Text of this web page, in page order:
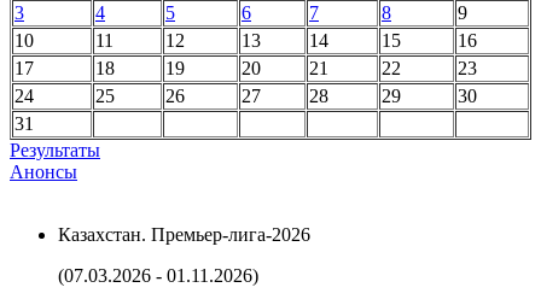
3
4 5 6 7 8
9
10
11 12 13 14 15
16
17
18 19 20 21 22
23
24
25 26 27 28 29
30
31
Результаты
Анонсы
Казахстан. Премьер-лига-2026
(07.03.2026 - 01.11.2026)